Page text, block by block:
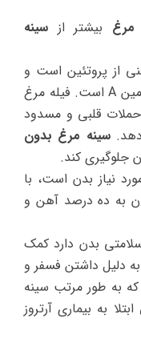
مرغ بیشتر از سینه
از پروتئین است و
همچنین سرشار از ویتامین B6 و ویتامین A است. فیله مرغ
قلبی و مسدود
سینه مرغ بدون
جلوگیری کند.
نیاز بدن است، با
به ده درصد آهن و
بدن دارد کمک
دلیل داشتن فسفر و
به طور مرتب سینه
به بیماری آرتروز